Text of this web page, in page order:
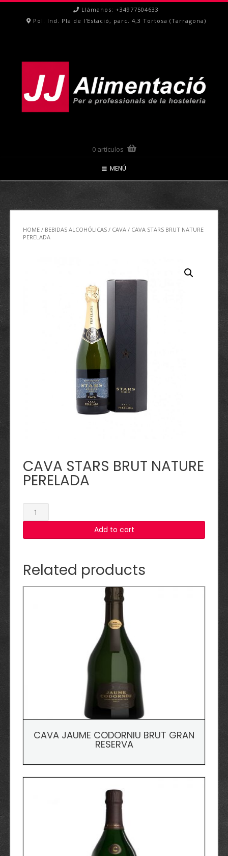
Ir
Llámanos: +34977504633
Pol. Ind. Pla de l'Estació, parc. 4,3 Tortosa (Tarragona)
0 artículos
MENÚ
HOME / BEBIDAS ALCOHÓLICAS / CAVA / CAVA STARS BRUT NATURE
PERELADA
CAVA STARS BRUT NATURE
PERELADA
CAVA
STARS
NATURE
quantity
Add to cart
Related products
CAVA JAUME CODORNIU BRUT GRAN
RESERVA